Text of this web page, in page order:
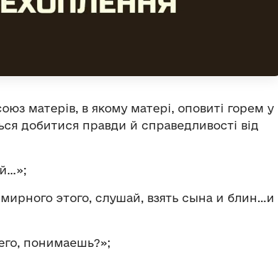
матерів, в якому матері, оповиті горем у
добитися правди й справедливості від
этого, слушай, взять сына и блин…и
понимаешь?»;